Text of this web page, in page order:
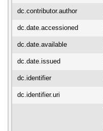
dc.contributor.author
dc.date.accessioned
dc.date.available
dc.date.issued
dc.identifier
dc.identifier.uri